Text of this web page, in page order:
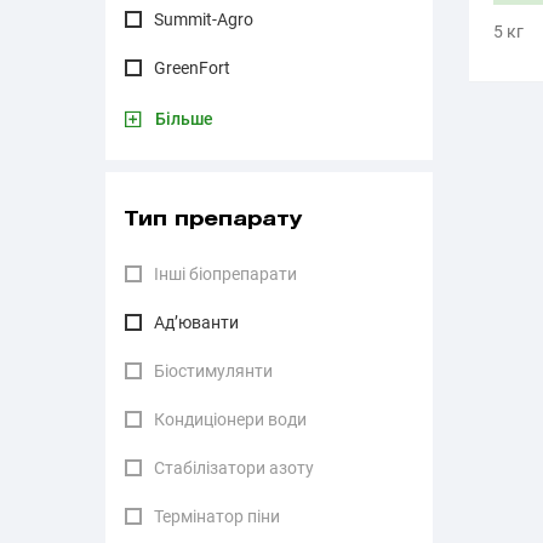
Summit-Agro
GreenFort
Більше
Тип препарату
Інші біопрепарати
Ад’юванти
Біостимулянти
Кондиціонери води
Стабілізатори азоту
Термінатор піни
5 кг